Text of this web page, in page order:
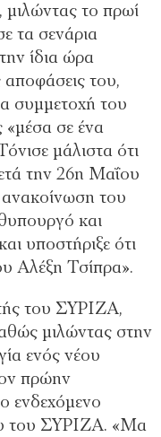
το πρωί
τα σενάρια
ίδια ώρα
αποφάσεις του,
συμμετοχή του
«μέσα σε ένα
μάλιστα ότι
την 26η Μαΐου
του
και
υποστήριξε ότι
Αλέξη Τσίπρα».
του ΣΥΡΙΖΑ,
μιλώντας στην
ενός νέου
πρώην
ενδεχόμενο
του ΣΥΡΙΖΑ. «Μα